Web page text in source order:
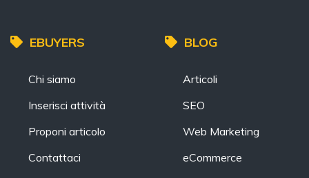
EBUYERS
Chi siamo
Inserisci attività
Proponi articolo
Contattaci
BLOG
Articoli
SEO
Web Marketing
eCommerce